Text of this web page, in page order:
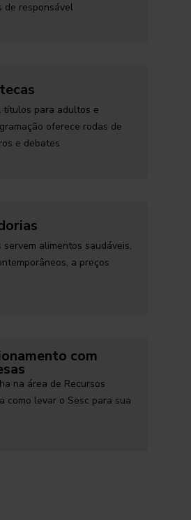
de responsável
títulos para adultos e
oferece rodas de
e debates
servem alimentos saudáveis,
a preços
com
na área de Recursos
como levar o Sesc para sua